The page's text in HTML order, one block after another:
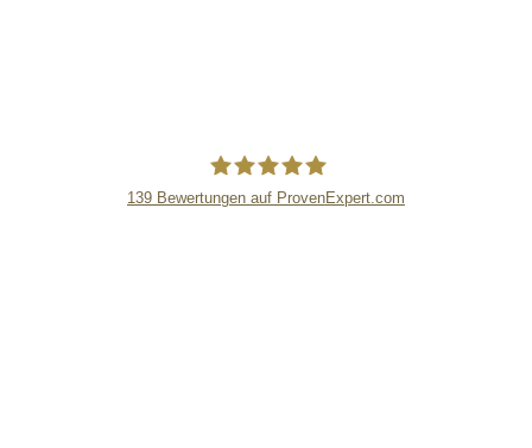
139 Bewertungen auf ProvenExpert.com